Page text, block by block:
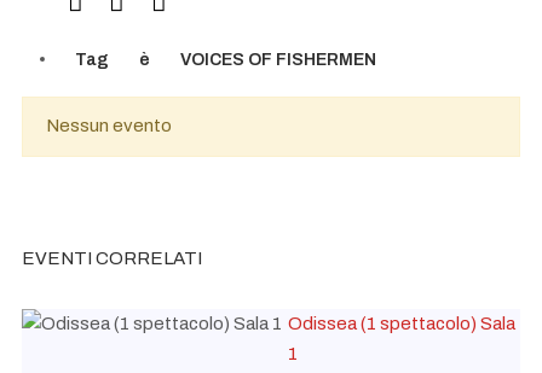
Tag è VOICES OF FISHERMEN
Nessun evento
EVENTI CORRELATI
Odissea (1 spettacolo) Sala
1